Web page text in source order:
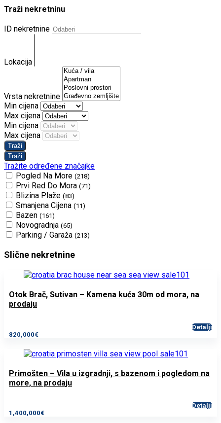
Traži nekretninu
ID nekretnine
Lokacija
Vrsta nekretnine
Min cijena
Max cijena
Min cijena
Max cijena
Tražite određene značajke
Pogled Na More (218)
Prvi Red Do Mora (71)
Blizina Plaže (83)
Smanjena Cijena (11)
Bazen (161)
Novogradnja (65)
Parking / Garaža (213)
Slične nekretnine
Otok Brač, Sutivan – Kamena kuća 30m od mora, na
prodaju
820,000€
Detalji
Primošten – Vila u izgradnji, s bazenom i pogledom na
more, na prodaju
1,400,000€
Detalji